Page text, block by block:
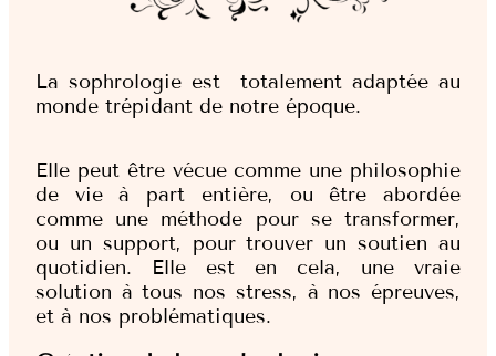
La sophrologie est totalement adaptée au
monde trépidant de notre époque.
Elle peut être vécue comme une philosophie
de vie à part entière, ou être abordée
comme une méthode pour se transformer,
ou un support, pour trouver un soutien au
quotidien. Elle est en cela, une vraie
solution à tous nos stress, à nos épreuves,
et à nos problématiques.